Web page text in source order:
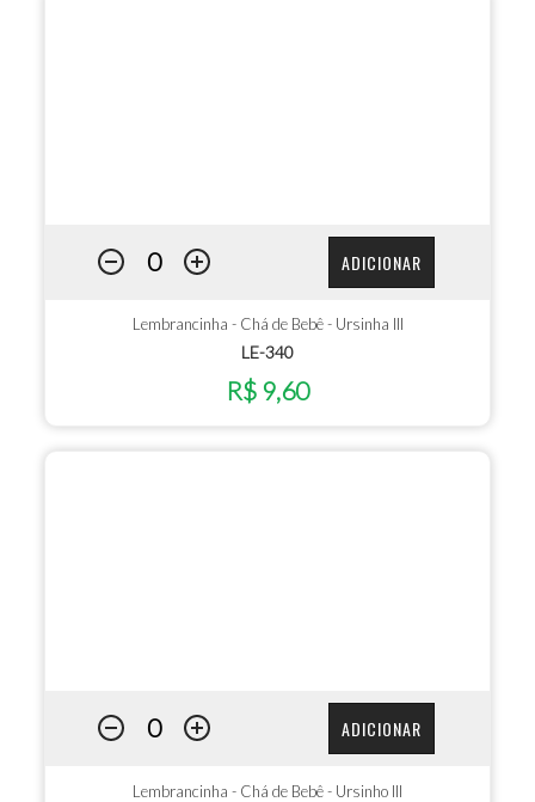
ADICIONAR
Lembrancinha - Chá de Bebê - Ursinha III
LE-340
R$ 9,60
ADICIONAR
Lembrancinha - Chá de Bebê - Ursinho III